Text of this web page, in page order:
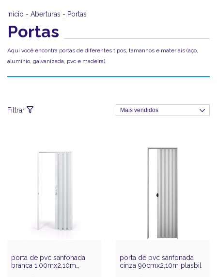
Início - Aberturas - Portas
Portas
Aqui você encontra portas de diferentes tipos, tamanhos e materiais (aço,
alumínio, galvanizada, pvc e madeira).
Filtrar
porta de pvc sanfonada
branca 1,00mx2,10m
porta de pvc sanfonada
cinza 90cmx2,10m plasbil